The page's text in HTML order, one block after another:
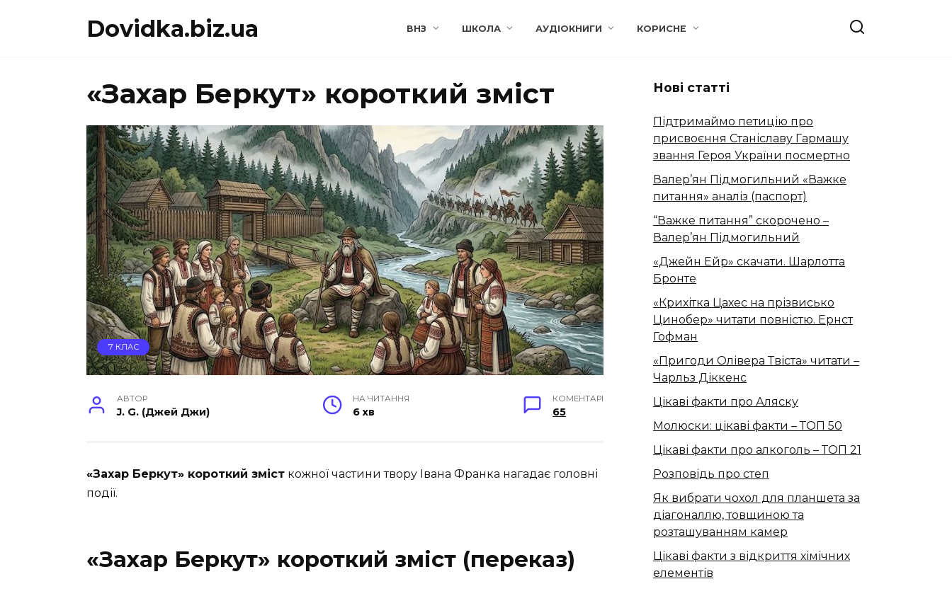
Dovidka.biz.ua ВНЗ ШКОЛА АУДІОКНИГИ КОРИСНЕ
«Захар Беркут» короткий зміст
7 КЛАС
АВТОР
J. G. (Джей Джи)
НА ЧИТАННЯ
6 хв
КОМЕНТАРІ
65
«Захар Беркут» короткий зміст кожної частини твору Івана Франка нагадає головні
події.
«Захар Беркут» короткий зміст (переказ)
Нові статті
Підтримаймо петицію про
присвоєння Станіславу Гармашу
звання Героя України посмертно
Валер’ян Підмогильний «Важке
питання» аналіз (паспорт)
“Важке питання” скорочено –
Валер’ян Підмогильний
«Джейн Ейр» скачати. Шарлотта
Бронте
«Крихітка Цахес на прізвисько
Цинобер» читати повністю. Ернст
Гофман
«Пригоди Олівера Твіста» читати –
Чарльз Діккенс
Цікаві факти про Аляску
Молюски: цікаві факти – ТОП 50
Цікаві факти про алкоголь – ТОП 21
Розповідь про степ
Як вибрати чохол для планшета за
діагоналлю, товщиною та
розташуванням камер
Цікаві факти з відкриття хімічних
елементів